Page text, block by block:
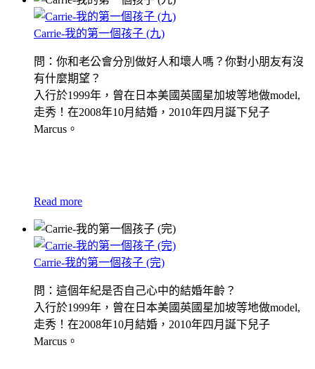
Carrie-我的第一個孩子 (九)
問：你和老公會分別做好人和壞人嗎？你對小朋友有沒
有什麼期望？
入行於1999年，曾在日本美國英國星加坡等地做model,
走秀！在2008年10月結婚，2010年四月誕下兒子
Marcus。
Read more
Carrie-我的第一個孩子 (完)
問：這個年紀是否自己心中的結婚年齡？
入行於1999年，曾在日本美國英國星加坡等地做model,
走秀！在2008年10月結婚，2010年四月誕下兒子
Marcus。